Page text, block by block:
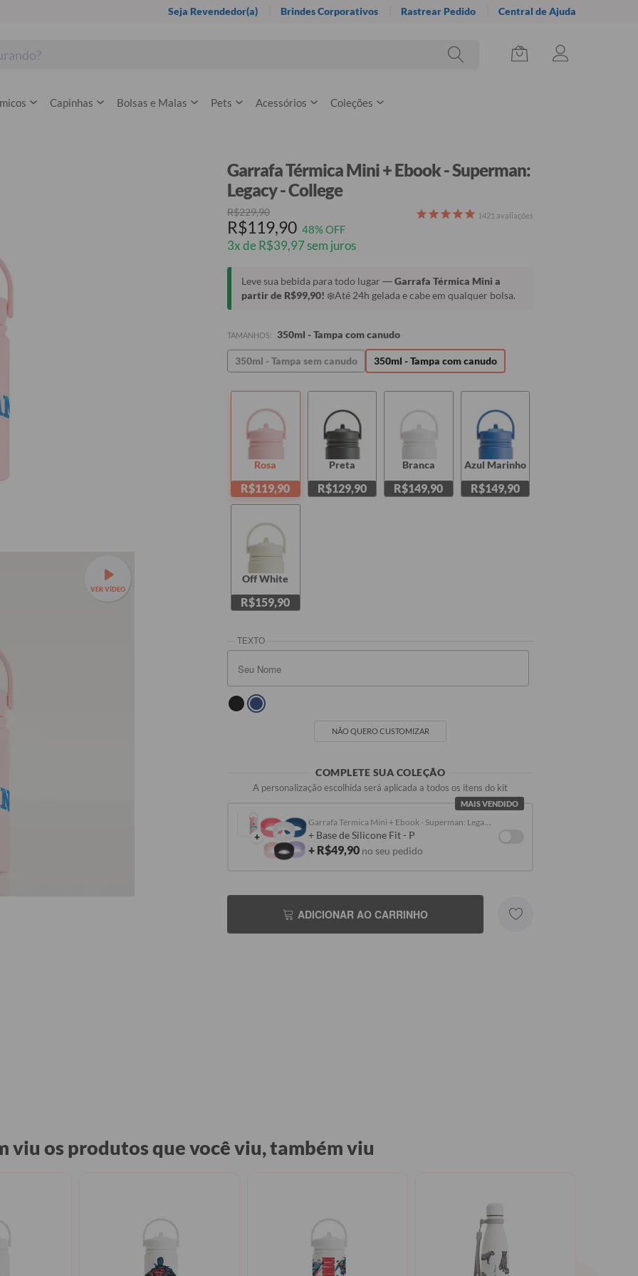
Seja Revendedor(a) Brindes Corporativos Rastrear Pedido Central de Ajuda
Capinhas Bolsas e Malas Pets Acessórios Coleções
VER VÍDEO
SEU NOME
Garrafa Térmica Mini + Ebook - Superman:
Legacy - College
R$229,90
R$119,90 48% OFF
3x de R$39,97 sem juros
1421 avaliações
Leve sua bebida para todo lugar —Garrafa Térmica Mini a
partir de R$99,90! ❄️Até 24h gelada e cabe em qualquer bolsa.
TAMANHOS: 350ml - Tampa com canudo
350ml - Tampa sem canudo 350ml - Tampa com canudo
Rosa
R$119,90
Preta
R$129,90
Branca
R$149,90
Azul Marinho
R$149,90
Off White
R$159,90
NÃO QUERO CUSTOMIZAR
COMPLETE SUA COLEÇÃO
A personalização escolhida será aplicada a todos os itens do kit
MAIS VENDIDO
+ + Base de Silicone Fit - P
+ R$49,90 no seu pedido
ADICIONAR AO CARRINHO
viu os produtos que você viu, também viu